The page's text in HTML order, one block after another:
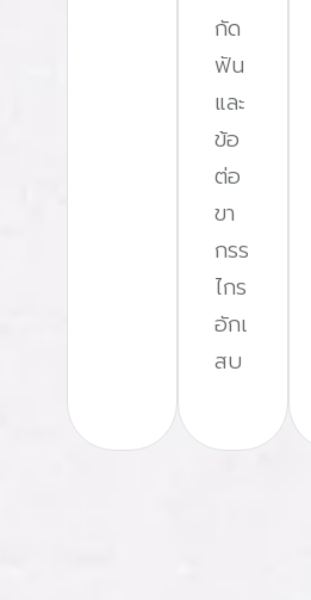
สดชื่น การตรวจการนอนหลับ
Test) คือทางเลือกที่สะดวกแล
อยู่ที่ไหนก็ตรวจได้ แม้คุณจะอ
อุปกรณ์ขนาดกะทัดรัด แค่ติดตั้
วิเคราะห์โดยแพทย์เฉพาะทาง
พร้อมให้คำแนะนำแนวทางกา
เรามุ่งเน้นการให้บริการตรวจ
เพื่อให้ได้ผลลัพธ์ที่แม่นยำใกล้เ
หลับในชีวิตจริง นอกจากนี้เรา
เฉพาะทางที่พร้อมให้คำปรึกษา
เพิ่มเติม สรุป การตรวจการ
การตรวจสุขภาพการนอนหลั
กัด
ฟัน
และ
ข้อ
ต่อ
ขา
กรร
ไกร
อักเ
สบ